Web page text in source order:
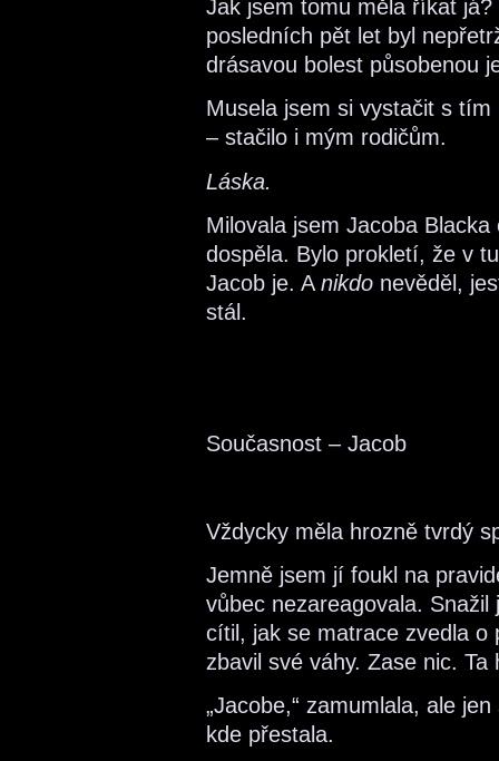
Jak jsem tomu měla říkat
posledních pět let byl
drásavou bolest působenou
Musela jsem si vystačit s
– stačilo i mým rodičům.
Láska.
Milovala jsem Jacoba
dospěla. Bylo prokletí, že v
Jacob je. A nikdo nevěděl,
stál.
Současnost – Jacob
Vždycky měla hrozně tvrdý
Jemně jsem jí foukl na
vůbec nezareagovala.
cítil, jak se matrace zvedla o
zbavil své váhy. Zase nic.
„Jacobe,“ zamumlala, ale
kde přestala.